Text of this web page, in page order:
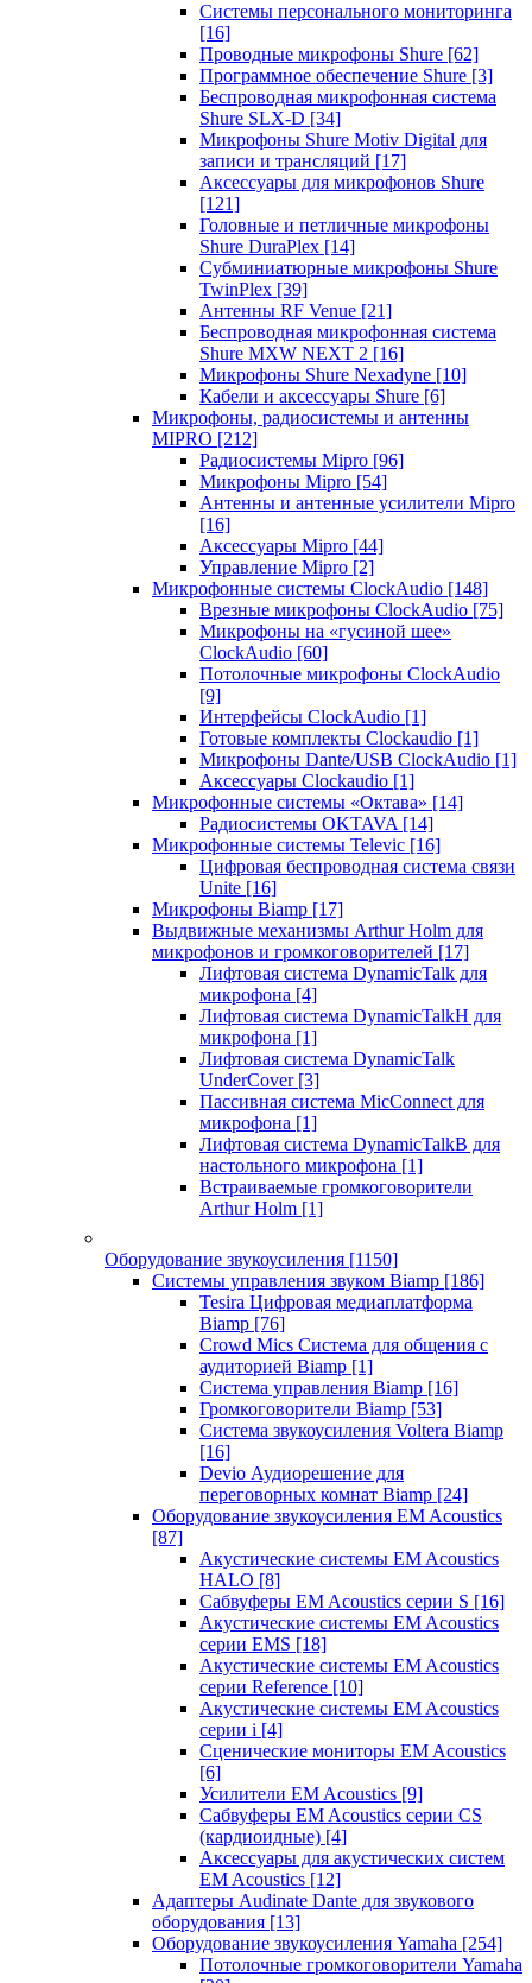
Системы персонального мониторинга
[16]
Проводные микрофоны Shure [62]
Программное обеспечение Shure [3]
Беспроводная микрофонная система
Shure SLX-D [34]
Микрофоны Shure Motiv Digital для
записи и трансляций [17]
Аксессуары для микрофонов Shure
[121]
Головные и петличные микрофоны
Shure DuraPlex [14]
Субминиатюрные микрофоны Shure
TwinPlex [39]
Антенны RF Venue [21]
Беспроводная микрофонная система
Shure MXW NEXT 2 [16]
Микрофоны Shure Nexadyne [10]
Кабели и аксессуары Shure [6]
Микрофоны, радиосистемы и антенны
MIPRO [212]
Радиосистемы Mipro [96]
Микрофоны Mipro [54]
Антенны и антенные усилители Mipro
[16]
Аксессуары Mipro [44]
Управление Mipro [2]
Микрофонные системы ClockAudio [148]
Врезные микрофоны ClockAudio [75]
Микрофоны на «гусиной шее»
ClockAudio [60]
Потолочные микрофоны ClockAudio
[9]
Интерфейсы ClockAudio [1]
Готовые комплекты Clockaudio [1]
Микрофоны Dante/USB ClockAudio [1]
Аксессуары Clockaudio [1]
Микрофонные системы «Октава» [14]
Радиосистемы OKTAVA [14]
Микрофонные системы Televic [16]
Цифровая беспроводная система связи
Unite [16]
Микрофоны Biamp [17]
Выдвижные механизмы Arthur Holm для
микрофонов и громкоговорителей [17]
Лифтовая система DynamicTalk для
микрофона [4]
Лифтовая система DynamicTalkH для
микрофона [1]
Лифтовая система DynamicTalk
UnderCover [3]
Пассивная система MicConnect для
микрофона [1]
Лифтовая система DynamicTalkB для
настольного микрофона [1]
Встраиваемые громкоговорители
Arthur Holm [1]
Оборудование звукоусиления [1150]
Системы управления звуком Biamp [186]
Tesira Цифровая медиаплатформа
Biamp [76]
Crowd Mics Система для общения с
аудиторией Biamp [1]
Система управления Biamp [16]
Громкоговорители Biamp [53]
Система звукоусиления Voltera Biamp
[16]
Devio Аудиорешение для
переговорных комнат Biamp [24]
Оборудование звукоусиления EM Acoustics
[87]
Акустические системы EM Acoustics
HALO [8]
Сабвуферы EM Acoustics серии S [16]
Акустические системы EM Acoustics
серии EMS [18]
Акустические системы EM Acoustics
серии Reference [10]
Акустические системы EM Acoustics
серии i [4]
Сценические мониторы EM Acoustics
[6]
Усилители EM Acoustics [9]
Сабвуферы EM Acoustics серии CS
(кардиоидные) [4]
Аксессуары для акустических систем
EM Acoustics [12]
Адаптеры Audinate Dante для звукового
оборудования [13]
Оборудование звукоусиления Yamaha [254]
Потолочные громкоговорители Yamaha